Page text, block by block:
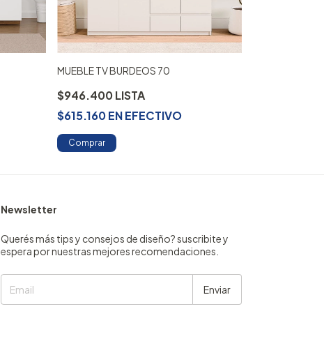
MUEBLE TV BURDEOS 70
$946.400
$615.160ENEFECTIVO
Comprar
Newsletter
Querés más tips y consejos de diseño? suscribite y
espera por nuestras mejores recomendaciones.